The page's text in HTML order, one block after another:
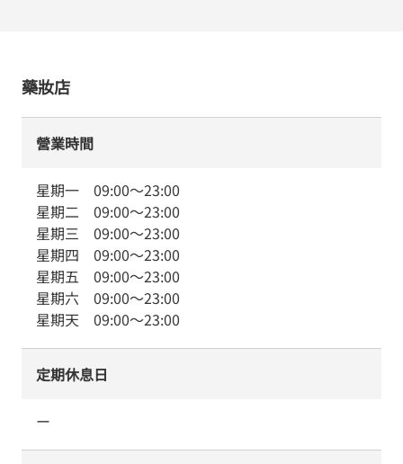
藥妝店
營業時間
星期一 09:00～23:00
星期二 09:00～23:00
星期三 09:00～23:00
星期四 09:00～23:00
星期五 09:00～23:00
星期六 09:00～23:00
星期天 09:00～23:00
定期休息日
ー